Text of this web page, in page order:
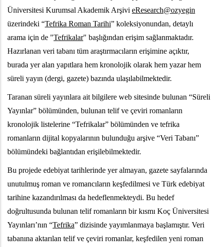
Üniversitesi Kurumsal Akademik Arşivi eResearch@ozyegin
üzerindeki “Tefrika Roman Tarihi” koleksiyonundan, detaylı
arama için de "Tefrikalar" başlığından erişim sağlanmaktadır.
Hazırlanan veri tabanı tüm araştırmacıların erişimine açıktır,
burada yer alan yapıtlara hem kronolojik olarak hem yazar hem
süreli yayın (dergi, gazete) bazında ulaşılabilmektedir.
Taranan süreli yayınlara ait bilgilere web sitesinde bulunan “Süreli
Yayınlar” bölümünden, bulunan telif ve çeviri romanların
kronolojik listelerine “Tefrikalar” bölümünden ve tefrika
romanların dijital kopyalarının bulunduğu arşive “Veri Tabanı”
bölümündeki bağlantıdan erişilebilmektedir.
Bu projede edebiyat tarihlerinde yer almayan, gazete sayfalarında
unutulmuş roman ve romancıların keşfedilmesi ve Türk edebiyat
tarihine kazandırılması da hedeflenmekteydi. Bu hedef
doğrultusunda bulunan telif romanların bir kısmı Koç Üniversitesi
Yayınları’nın “Tefrika” dizisinde yayımlanmaya başlamıştır. Veri
tabanına aktarılan telif ve çeviri romanlar, keşfedilen yeni roman